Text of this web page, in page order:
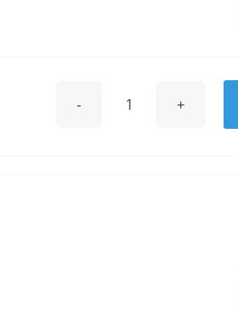
- +